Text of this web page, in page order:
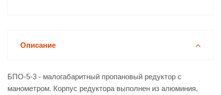
Описание
БПО-5-3 - малогабаритный пропановый редуктор с
манометром. Корпус редуктора выполнен из алюминия,